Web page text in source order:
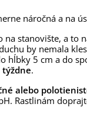
-
-
náročná a na
na stanovište, a to
by nemala
hĺbky 5 cm a do
týždne.
alebo
Rastlinám